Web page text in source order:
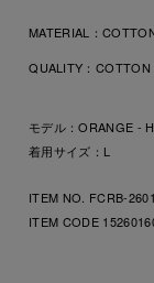
MATERIAL：
QUALITY： COTTON
モデル：ORANGE -
着用サイズ：L
ITEM NO. FCRB-
ITEM CODE